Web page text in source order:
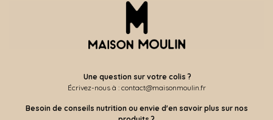
Une question sur votre colis ?
Écrivez-nous à : contact@maisonmoulin.fr
Besoin de conseils nutrition ou envie d'en savoir plus sur nos